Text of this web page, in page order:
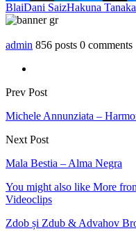
BlaiDani SaizHakuna Tanaka
admin 856 posts 0 comments
Prev Post
Michele Annunziata –
Next Post
Mala Bestia – Alma Negra
You might also like More
Videoclips
Zdob și Zdub & Advahov